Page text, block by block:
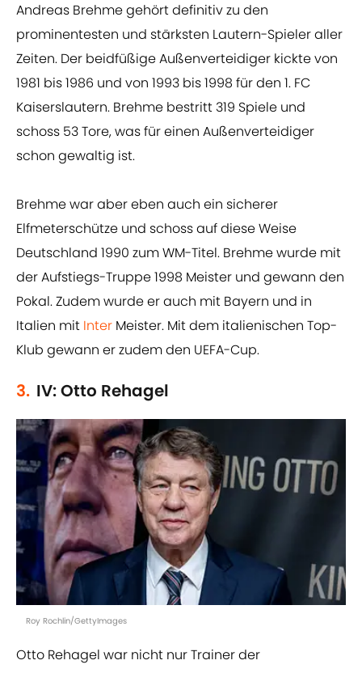
Andreas Brehme gehört definitiv zu den
prominentesten und stärksten Lautern-Spieler aller
Zeiten. Der beidfüßige Außenverteidiger kickte von
1981 bis 1986 und von 1993 bis 1998 für den 1. FC
Kaiserslautern. Brehme bestritt 319 Spiele und
schoss 53 Tore, was für einen Außenverteidiger
schon gewaltig ist.
Brehme war aber eben auch ein sicherer
Elfmeterschütze und schoss auf diese Weise
Deutschland 1990 zum WM-Titel. Brehme wurde mit
der Aufstiegs-Truppe 1998 Meister und gewann den
Pokal. Zudem wurde er auch mit Bayern und in
Italien mit Inter Meister. Mit dem italienischen Top-
Klub gewann er zudem den UEFA-Cup.
3. IV: Otto Rehagel
Roy Rochlin/GettyImages
Otto Rehagel war nicht nur Trainer der